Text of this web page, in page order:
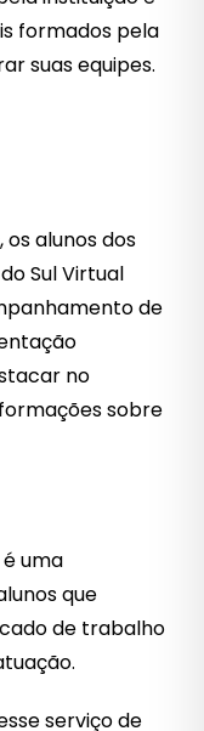
formados pela
suas equipes.
alunos dos
Sul Virtual
de
no
sobre
uma
que
de trabalho
serviço de